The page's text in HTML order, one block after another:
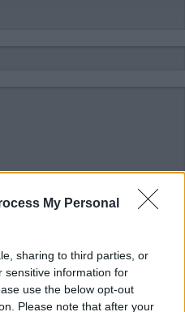
My Personal
sharing to third parties, or
sensitive information for
use the below opt-out
Please note that after your